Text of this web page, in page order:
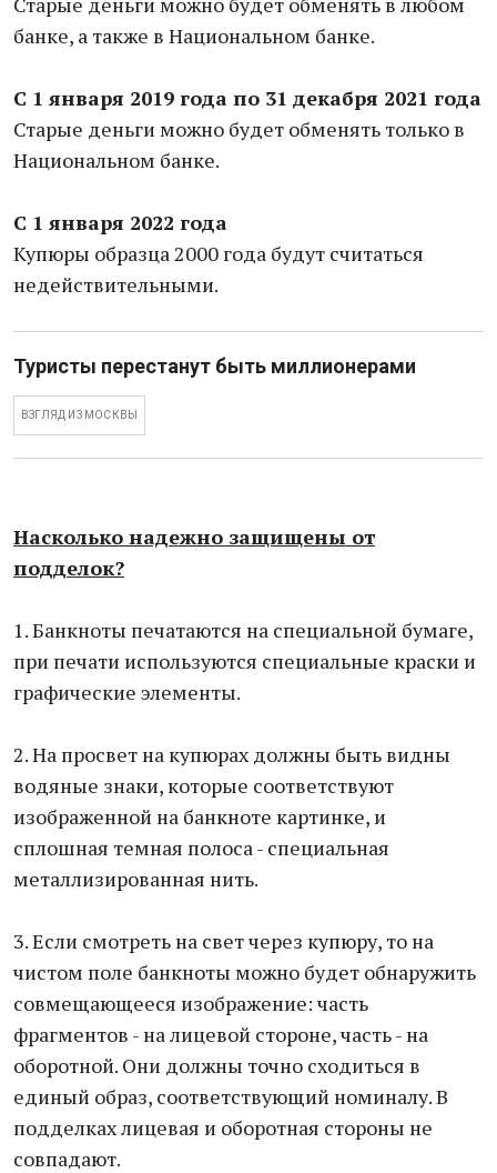
банке, а также в Национальном банке.
С 1 января 2019 года по 31 декабря 2021 года
Старые деньги можно будет обменять только в
Национальном банке.
С 1 января 2022 года
Купюры образца 2000 года будут считаться
недействительными.
Туристы перестанут быть миллионерами
ВЗГЛЯД ИЗ МОСКВЫ
Насколько надежно защищены от
подделок?
1. Банкноты печатаются на специальной бумаге,
при печати используются специальные краски и
графические элементы.
2. На просвет на купюрах должны быть видны
водяные знаки, которые соответствуют
изображенной на банкноте картинке, и
сплошная темная полоса - специальная
металлизированная нить.
3. Если смотреть на свет через купюру, то на
чистом поле банкноты можно будет обнаружить
совмещающееся изображение: часть
фрагментов - на лицевой стороне, часть - на
оборотной. Они должны точно сходиться в
единый образ, соответствующий номиналу. В
подделках лицевая и оборотная стороны не
совпадают.